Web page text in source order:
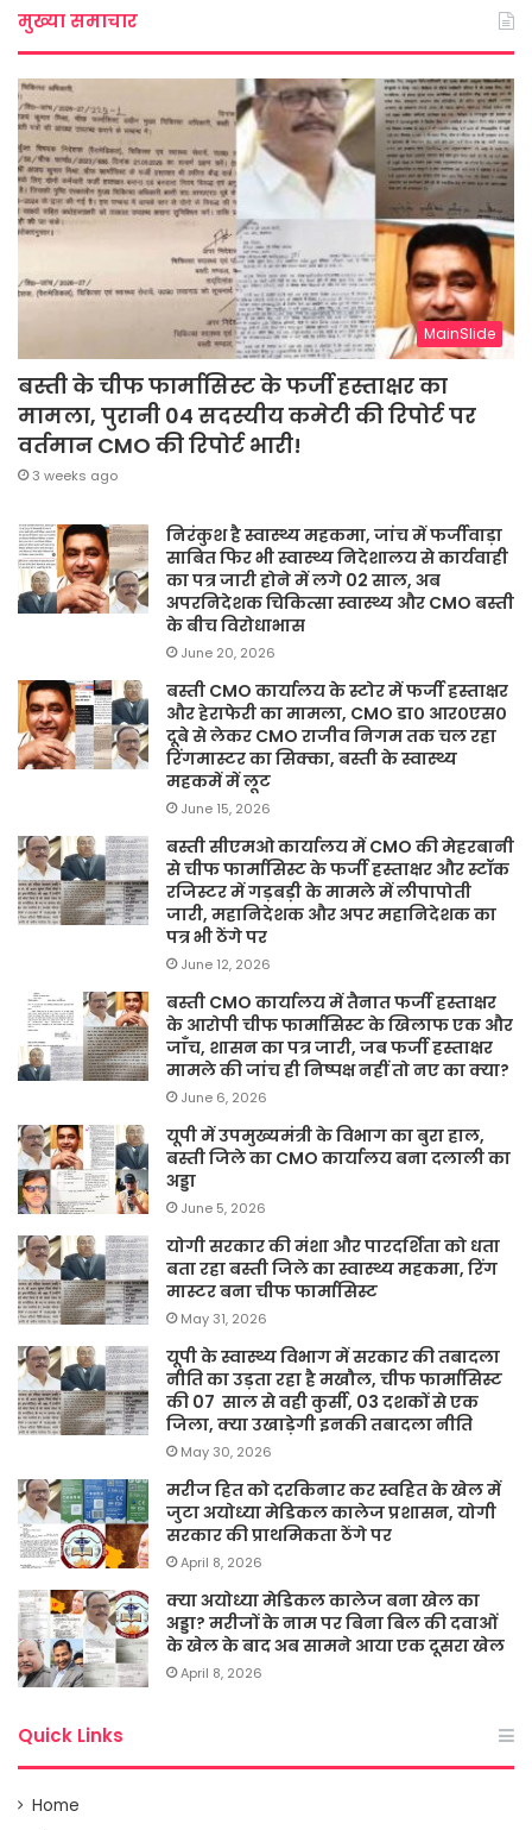
मुख्या समाचार
MainSlide
बस्ती के चीफ फार्मासिस्ट के फर्जी हस्ताक्षर का
मामला, पुरानी 04 सदस्यीय कमेटी की रिपोर्ट पर
वर्तमान CMO की रिपोर्ट भारी!
3 weeks ago
निरंकुश है स्वास्थ्य महकमा, जांच में फर्जीवाड़ा
साबित फिर भी स्वास्थ्य निदेशालय से कार्यवाही
का पत्र जारी होने में लगे 02 साल, अब
अपरनिदेशक चिकित्सा स्वास्थ्य और CMO बस्ती
के बीच विरोधाभास
June 20, 2026
बस्ती CMO कार्यालय के स्टोर में फर्जी हस्ताक्षर
और हेराफेरी का मामला, CMO डा० आर०एस०
दूबे से लेकर CMO राजीव निगम तक चल रहा
रिंगमास्टर का सिक्का, बस्ती के स्वास्थ्य
महकमें में लूट
June 15, 2026
बस्ती सीएमओ कार्यालय में CMO की मेहरबानी
से चीफ फार्मासिस्ट के फर्जी हस्ताक्षर और स्टॉक
रजिस्टर में गड़बड़ी के मामले में लीपापोती
जारी, महानिदेशक और अपर महानिदेशक का
पत्र भी ठेंगे पर
June 12, 2026
बस्ती CMO कार्यालय में तैनात फर्जी हस्ताक्षर
के आरोपी चीफ फार्मासिस्ट के खिलाफ एक और
जाँच, शासन का पत्र जारी, जब फर्जी हस्ताक्षर
मामले की जांच ही निष्पक्ष नहीं तो नए का क्या?
June 6, 2026
यूपी में उपमुख्यमंत्री के विभाग का बुरा हाल,
बस्ती जिले का CMO कार्यालय बना दलाली का
अड्डा
June 5, 2026
योगी सरकार की मंशा और पारदर्शिता को धता
बता रहा बस्ती जिले का स्वास्थ्य महकमा, रिंग
मास्टर बना चीफ फार्मासिस्ट
May 31, 2026
यूपी के स्वास्थ्य विभाग में सरकार की तबादला
नीति का उड़ता रहा है मखौल, चीफ फार्मासिस्ट
की 07 साल से वही कुर्सी, 03 दशकों से एक
जिला, क्या उखाड़ेगी इनकी तबादला नीति
May 30, 2026
मरीज हित को दरकिनार कर स्वहित के खेल में
जुटा अयोध्या मेडिकल कालेज प्रशासन, योगी
सरकार की प्राथमिकता ठेंगे पर
April 8, 2026
क्या अयोध्या मेडिकल कालेज बना खेल का
अड्डा? मरीजों के नाम पर बिना बिल की दवाओं
के खेल के बाद अब सामने आया एक दूसरा खेल
April 8, 2026
Quick Links
Home